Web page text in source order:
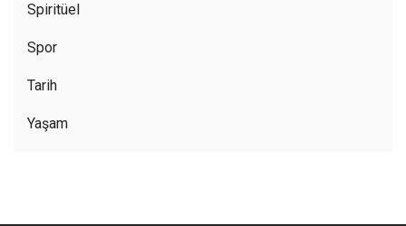
Spiritüel
Spor
Tarih
Yaşam